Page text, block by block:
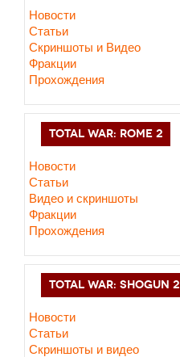
Новости
Статьи
Скриншоты и Видео
Фракции
Прохождения
TOTAL WAR: ROME 2
Новости
Статьи
Видео и скриншоты
Фракции
Прохождения
TOTAL WAR: SHOGUN 2
Новости
Статьи
Cкриншоты и видео